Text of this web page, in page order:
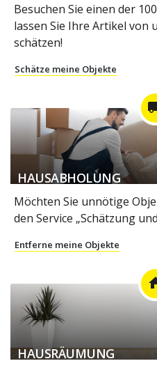
Besuchen Sie einen der
lassen Sie Ihre Artikel von
schätzen!
Schätze meine Objekte
HAUSABHOLUNG
Möchten Sie unnötige
den Service „Schätzung
Entferne meine Objekte
HAUSRÄUMUNG